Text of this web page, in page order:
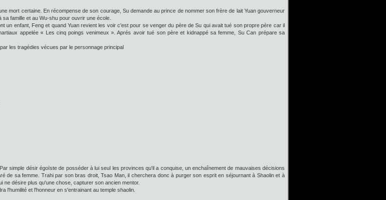
mort certaine. En récompense de son courage, Su demande au prince de nommer son frère de lait Yuan gouverneur
famille et au Wu-shu pour ouvrir une école.
un enfant, Feng et quand Yuan revient les voir c’est pour se venger du père de Su qui avait tué son propre père car il
appelée « Les cinq poings venimeux ». Aprés avoir tué son père et kidnappé sa femme, Su Can prépare sa
les tragédies vécues par le personnage principal
simple désir égoïste de posséder à lui seul les provinces qu'il a conquise, un enchaînement de mauvaises décisions
de sa femme. Trahi par son bras droit, Tsao Man, il cherchera donc à purger son esprit en séjournant à Shaolin et à
désire plus qu'une chose, capturer son ancien mentor.
l'humilité et l'honneur en s'entrainant au temple shaolin.